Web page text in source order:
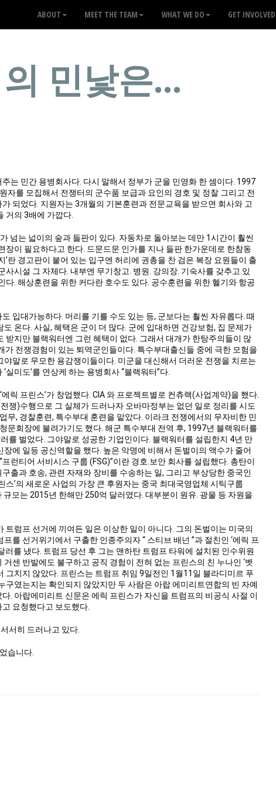
ABOUT MEET THE TEAM WHAT WE DO GET INVOLVED
민낯은…
는 민간 용병회사다. 다시 말해서 정부가 군을 민영화 한 셈이다. 1997
자를 모집해서 전쟁터의 군수품 보급과 요인의 경호 및 정찰 그리고 전
되었다. 지원자는 3개월의 기본훈련과 전문교육을 받으면 회사와 고
거의 3배에 가깝다.
넘는 넓이의 숲과 들판이 있다. 자동차로 돌아보는 데만 1시간이 훨씬
장이 필요하다고 한다. 드문드문 인가를 지나 들판 한가운데로 한참동
’란 경고판이 붙어 있는 입구엔 허리에 권총을 찬 검은 복장 요원들이 출
시설 그 자체다. 내부엔 무기창고. 병원. 강의장. 기숙사를 갖추고 있
. 해상훈련을 위한 커다란 호수도 있다. 공수훈련을 위한 헬기와 항공
입대가능하다. 머리를 기를 수도 있는 등, 군보다는 훨씬 자유롭다. 때
온다. 사실, 혜택은 군이 더 많다. 군에 입대하면 건강보험, 집 문제가
받지만 블랙워터엔 그런 혜택이 없다. 그래서 대개가 한탕주의들이 많
가 전쟁경험이 있는 퇴역군인들이다. 특수부대출신들 중에 극한 모험을
말로 무모한 용감쟁이들이다. 미군을 대신해서 더러운 전쟁을 치르는
미도’를 연상케 하는 용병회사 “블랙워터”다.
릭 프린스’가 창업했다. CIA 와 프로젝트별로 컨츄랙(사업계약)을 했다.
쟁)수행으로 그 실체가 드러나자 오바마정부는 없던 일로 정리를 시도
무, 경찰훈련, 특수부대 훈련을 맡았다. 이라크 전쟁에서의 무자비한 민
문회장에 불려가기도 했다. 해군 특수부대 전역 후, 1997년 블랙워터를
를 벌었다. 그야말로 성공한 기업인이다. 블랙워터를 설립한지 4년 만
에 일등 공신역할을 했다. 높은 악명에 비해서 돈벌이의 액수가 줄어
런티어 서비시스 구룹 (FSG)”이란 경호.보안 회사를 설립했다. 총탄이
출과 호송, 관련 자재와 장비를 수송하는 일, 그리고 부상당한 중국인
스’의 새로운 사업의 가장 큰 후원자는 중국 최대국영업체 시틱구룹
모는 2015년 한해만 250억 달러였다. 대부분이 원유. 광물 등 자원을
트럼프 선거에 끼여든 일은 이상한 일이 아니다. 그의 돈벌이는 미국의
를 선거위기에서 구출한 인종주의자 “ 스티브 배넌 ”과 절친인 ‘에릭 프
를 냈다. 트럼프 당선 후 그는 맨하탄 트럼프 타워에 설치된 인수위원
센 반발에도 불구하고 공직 경험이 전혀 없는 프린스의 친 누나인 ‘벳
그치지 않았다. 프린스는 트럼프 취임 9일전인 1월11일 블라디미르 푸
구였는지는 확인되지 않았지만 두 사람은 아랍 에미리트연합의 빈 자예
. 아랍에미리트 신문은 에릭 프린스가 자신을 트럼프의 비공식 사절 이
요청했다고 보도했다.
서히 드러나고 있다.
습니다.